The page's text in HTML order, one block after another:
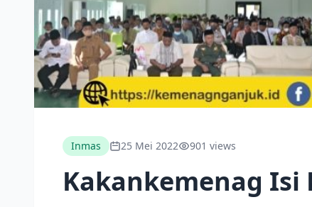
Inmas 25 Mei 2022 901 views
Kakankemenag Isi